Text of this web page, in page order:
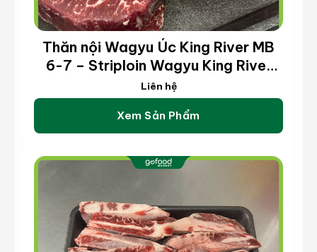
Thăn nội Wagyu Úc King River MB
6-7 – Striploin Wagyu King River
MB 6-7 (kg)
Liên hệ
Xem Sản Phẩm